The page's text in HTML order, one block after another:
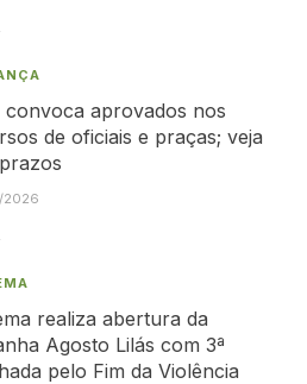
convoca aprovados nos
de oficiais e praças; veja
realiza abertura da
Agosto Lilás com 3ª
pelo Fim da Violência